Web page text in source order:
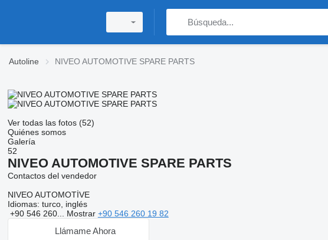
Autoline NIVEO AUTOMOTIVE SPARE PARTS
Ver todas las fotos (52)
Quiénes somos
Galería
52
NIVEO AUTOMOTIVE SPARE PARTS
Contactos del vendedor
NIVEO AUTOMOTİVE
Idiomas: turco, inglés
+90 546 260... Mostrar +90 546 260 19 82
Llámame Ahora